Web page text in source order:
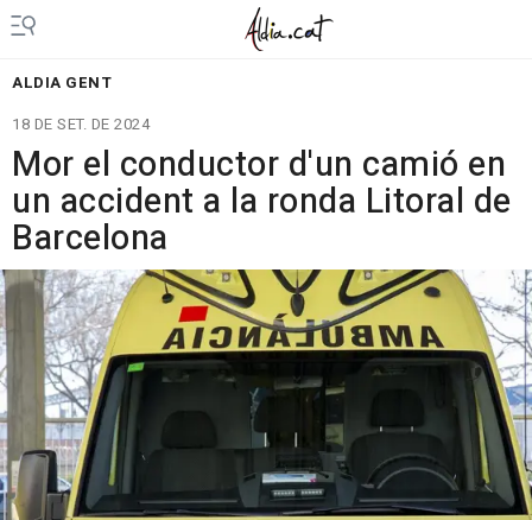
ALDIA GENT
18 DE SET. DE 2024
Mor el conductor d'un camió en
un accident a la ronda Litoral de
Barcelona